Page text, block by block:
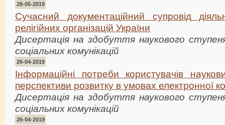
28-05-2019
Сучасний документаційний супровід
релігійних організацій України
Дисертація на здобуття наукового
соціальних комунікацій
26-04-2019
Інформаційні потреби користувачів
перспективи розвитку в умовах електронної
Дисертація на здобуття наукового
соціальних комунікацій
26-04-2019